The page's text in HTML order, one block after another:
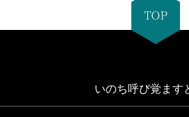
いのち呼び覚ます